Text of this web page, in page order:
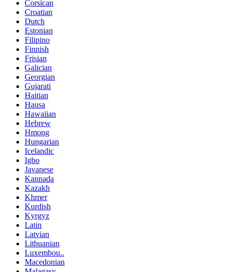
Corsican
Croatian
Dutch
Estonian
Filipino
Finnish
Frisian
Galician
Georgian
Gujarati
Haitian
Hausa
Hawaiian
Hebrew
Hmong
Hungarian
Icelandic
Igbo
Javanese
Kannada
Kazakh
Khmer
Kurdish
Kyrgyz
Latin
Latvian
Lithuanian
Luxembou..
Macedonian